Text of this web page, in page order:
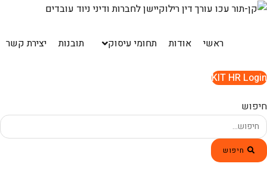
Skip
ראשי אודות תחומי עיסוק תובנות יצירת קשר
KIT HR Login
חיפוש
חיפוש